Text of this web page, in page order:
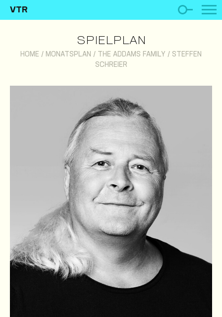
VTR
SPIELPLAN
HOME / MONATSPLAN / THE ADDAMS FAMILY / STEFFEN
SCHREIER